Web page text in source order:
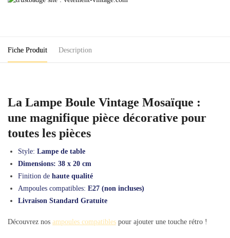
Fiche Produit Description
La Lampe Boule Vintage Mosaïque :
une magnifique pièce décorative pour
toutes les pièces
Style: Lampe de table
Dimensions: 38 x 20 cm
Finition de haute qualité
Ampoules compatibles: E27 (non incluses)
Livraison Standard Gratuite
Découvrez nos ampoules compatibles pour ajouter une touche rétro !